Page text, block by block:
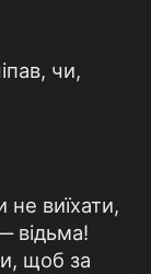
чи,
не виїхати,
відьма!
щоб за